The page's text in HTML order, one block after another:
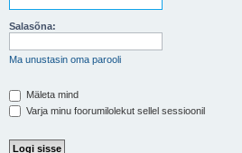
Salasõna:
Ma unustasin oma parooli
Mäleta mind
Varja minu foorumilolekut sellel sessioonil